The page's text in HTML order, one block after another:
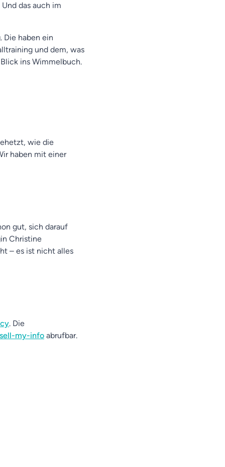
das auch im
Die haben ein
und dem, was
ins Wimmelbuch.
wie die
haben mit einer
gut, sich darauf
Christine
– es ist nicht alles
. Die
my-info abrufbar.